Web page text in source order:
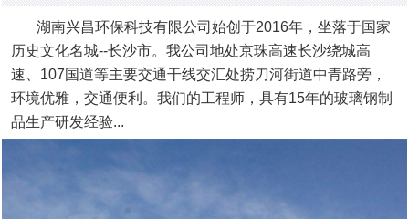
湖南兴昌环保科技有限公司始创于2016年，坐落于国家
历史文化名城--长沙市。我公司地处京珠高速长沙绕城高
速、107国道等主要交通干线交汇处捞刀河街道中青路旁，
环境优雅，交通便利。我们的工程师，具有15年的玻璃钢制
品生产研发经验...